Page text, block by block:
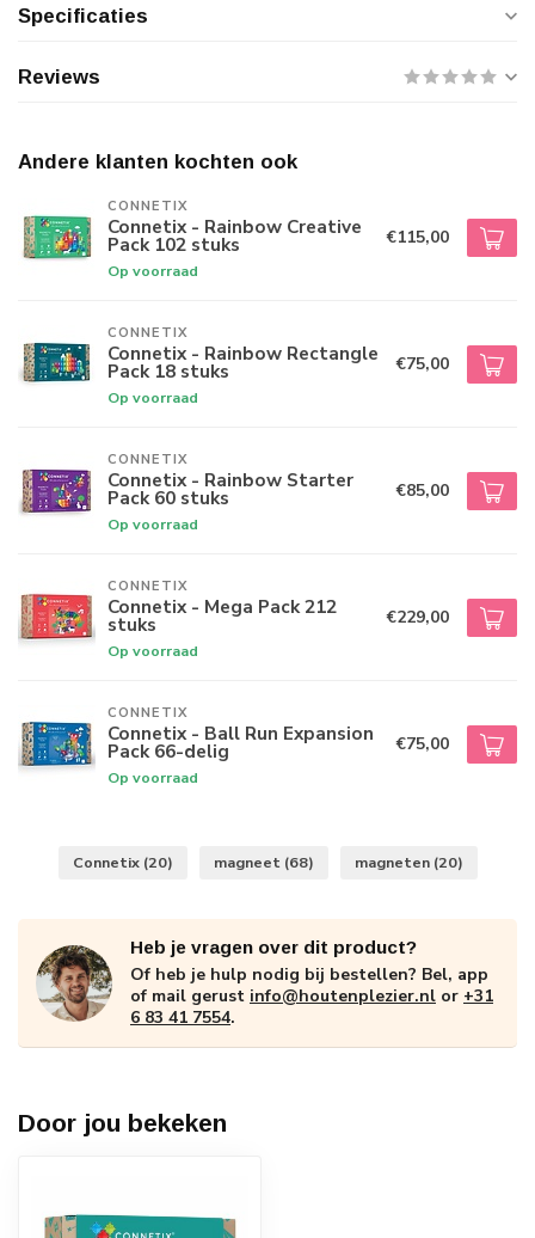
Specificaties
Reviews
Andere klanten kochten ook
CONNETIX
Connetix - Rainbow Creative
Pack 102 stuks
Op voorraad
€115,00
CONNETIX
Connetix - Rainbow Rectangle
Pack 18 stuks
Op voorraad
€75,00
CONNETIX
Connetix - Rainbow Starter
Pack 60 stuks
Op voorraad
€85,00
CONNETIX
Connetix - Mega Pack 212
stuks
Op voorraad
€229,00
CONNETIX
Connetix - Ball Run Expansion
Pack 66-delig
Op voorraad
€75,00
Connetix (20) magneet (68) magneten (20)
Heb je vragen over dit product?
Of heb je hulp nodig bij bestellen? Bel, app
of mail gerust info@houtenplezier.nl or +31
6 83 41 7554.
Door jou bekeken